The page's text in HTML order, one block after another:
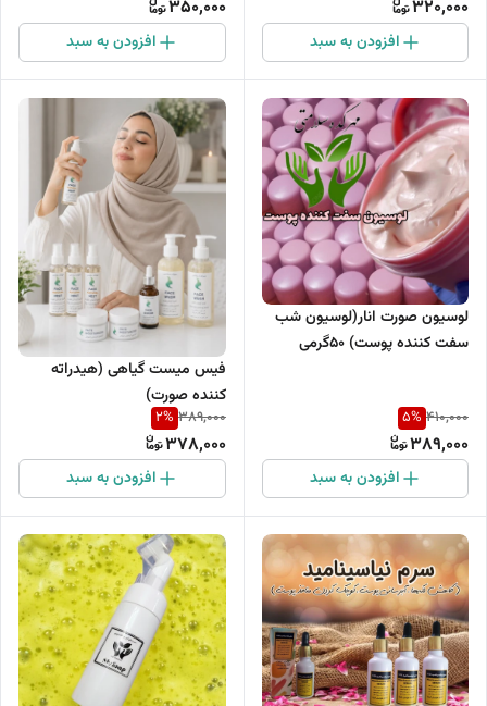
320,000
افزودن به سبد
350,000
افزودن به سبد
لوسیون صورت انار(لوسیون شب
سفت کننده پوست) 50گرمی
410,000
5%
389,000
افزودن به سبد
فیس میست گیاهی (هیدراته
کننده صورت)
389,000
2%
378,000
افزودن به سبد